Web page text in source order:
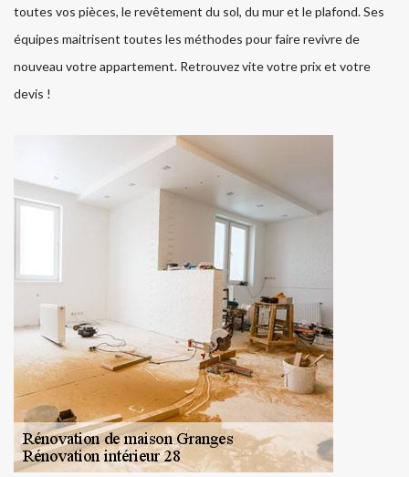
toutes vos pièces, le revêtement du sol, du mur et le plafond. Ses
équipes maitrisent toutes les méthodes pour faire revivre de
nouveau votre appartement. Retrouvez vite votre prix et votre
devis !